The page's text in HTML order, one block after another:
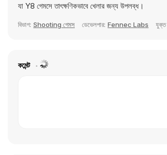
যা Y8 গেমসে তাৎক্ষণিকভাবে খেলার জন্য উপলব্ধ।
বিভাগ: Shooting গেমস ডেভেলপার: Fennec Labs যুক্ত
কমেন্ট